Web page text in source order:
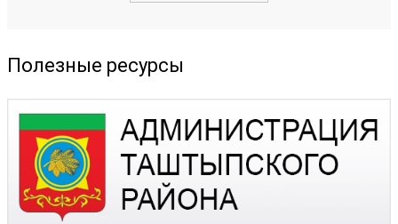
Полезные ресурсы